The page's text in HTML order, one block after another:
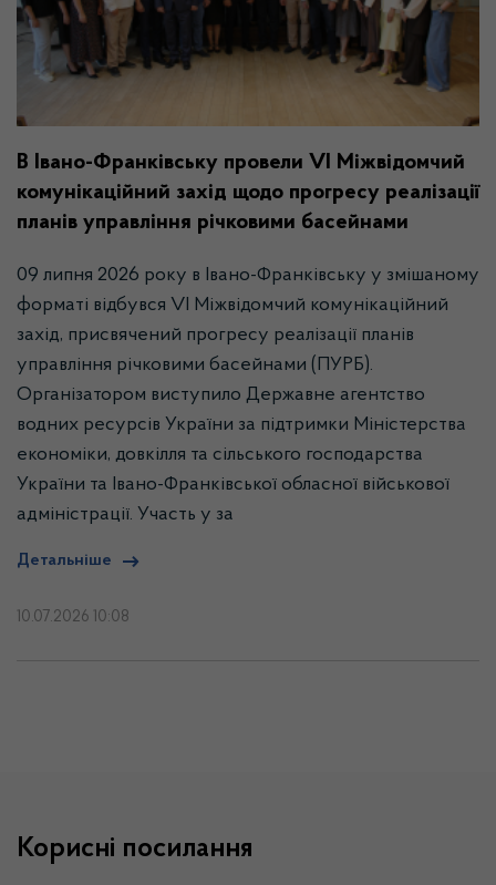
10.07.2026 10:08
В Івано-Франківську провели VІ Міжвідомчий
комунікаційний захід щодо прогресу реалізації
планів управління річковими басейнами
09 липня 2026 року в Івано-Франківську у змішаному
форматі відбувся VІ Міжвідомчий комунікаційний
захід, присвячений прогресу реалізації планів
управління річковими басейнами (ПУРБ).
Організатором виступило Державне агентство
водних ресурсів України за підтримки Міністерства
економіки, довкілля та сільського господарства
України та Івано-Франківської обласної військової
адміністрації. Участь у за
Детальніше
Корисні посилання